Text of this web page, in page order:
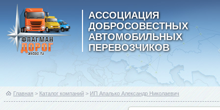
АССОЦИАЦИЯ
ДОБРОСОВЕСТНЫХ
АВТОМОБИЛЬНЫХ
ПЕРЕВОЗЧИКОВ
Главная > Каталог компаний > ИП Апалько Александр Николаевич